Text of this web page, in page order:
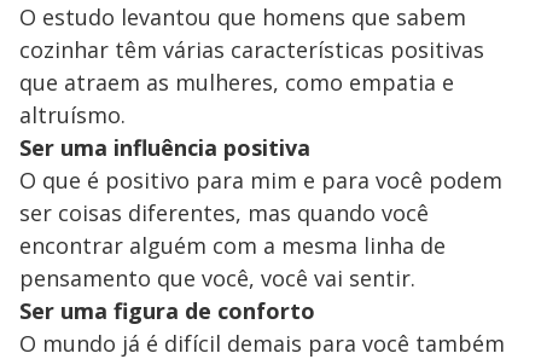
O estudo levantou que homens que sabem
cozinhar têm várias características positivas
que atraem as mulheres, como empatia e
altruísmo.
Ser uma influência positiva
O que é positivo para mim e para você podem
ser coisas diferentes, mas quando você
encontrar alguém com a mesma linha de
pensamento que você, você vai sentir.
Ser uma figura de conforto
O mundo já é difícil demais para você também